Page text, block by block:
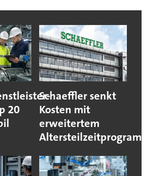
20
Schaeffler senkt
Kosten mit
erweitertem